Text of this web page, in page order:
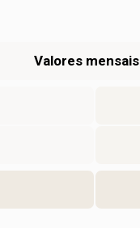
Valores mensais